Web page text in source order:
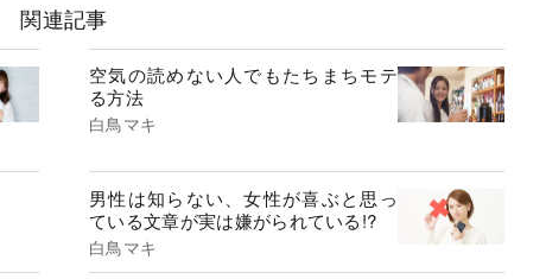
関連記事
空気の読めない人でもたちまちモテ
る方法
白鳥マキ
男性は知らない、女性が喜ぶと思っ
ている文章が実は嫌がられている!?
白鳥マキ